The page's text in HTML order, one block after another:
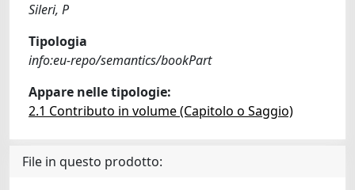
Sileri, P
Tipologia
info:eu-repo/semantics/bookPart
Appare nelle tipologie:
2.1 Contributo in volume (Capitolo o Saggio)
File in questo prodotto: